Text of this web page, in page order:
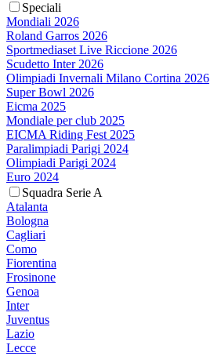
Speciali
Mondiali 2026
Roland Garros 2026
Sportmediaset Live Riccione 2026
Scudetto Inter 2026
Olimpiadi Invernali Milano Cortina 2026
Super Bowl 2026
Eicma 2025
Mondiale per club 2025
EICMA Riding Fest 2025
Paralimpiadi Parigi 2024
Olimpiadi Parigi 2024
Euro 2024
Squadra Serie A
Atalanta
Bologna
Cagliari
Como
Fiorentina
Frosinone
Genoa
Inter
Juventus
Lazio
Lecce